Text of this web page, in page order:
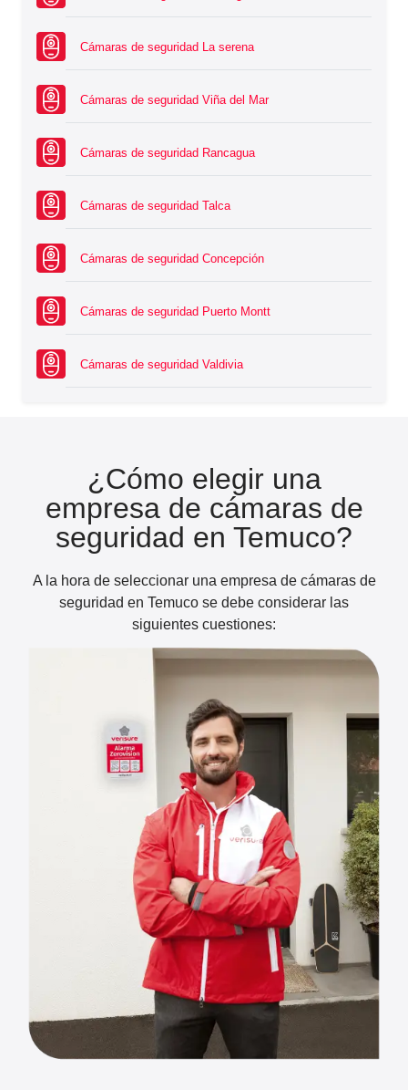
Cámaras de seguridad La serena
Cámaras de seguridad Viña del Mar
Cámaras de seguridad Rancagua
Cámaras de seguridad Talca
Cámaras de seguridad Concepción
Cámaras de seguridad Puerto Montt
Cámaras de seguridad Valdivia
¿Cómo elegir una
empresa de cámaras de
seguridad en Temuco?
A la hora de seleccionar una empresa de cámaras de
seguridad en Temuco se debe considerar las
siguientes cuestiones: